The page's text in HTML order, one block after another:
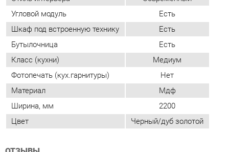
Фотопечать (кух.гарнитуры)
Нет
Материал
Мдф
Ширина, мм
2200
Цвет Черный/дуб золотой
ОТЗЫВЫ
Пока нет отзывов, поделитесь первым своим мнением.
ДОБАВИТЬ ОТЗЫВ